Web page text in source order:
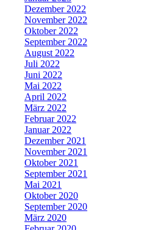
Dezember 2022
November 2022
Oktober 2022
September 2022
August 2022
Juli 2022
Juni 2022
Mai 2022
April 2022
März 2022
Februar 2022
Januar 2022
Dezember 2021
November 2021
Oktober 2021
September 2021
Mai 2021
Oktober 2020
September 2020
März 2020